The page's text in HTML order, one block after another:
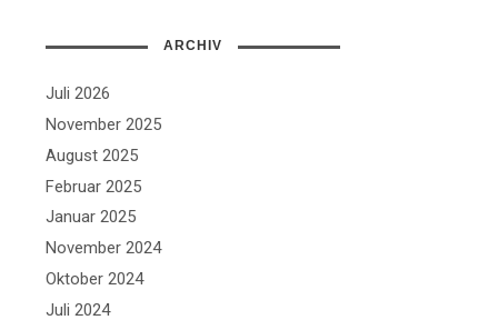
ARCHIV
Juli 2026
November 2025
August 2025
Februar 2025
Januar 2025
November 2024
Oktober 2024
Juli 2024